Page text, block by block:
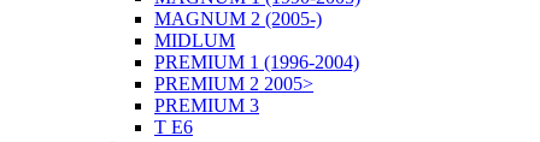
MAGNUM 2 (2005-)
MIDLUM
PREMIUM 1 (1996-2004)
PREMIUM 2 2005>
PREMIUM 3
T E6